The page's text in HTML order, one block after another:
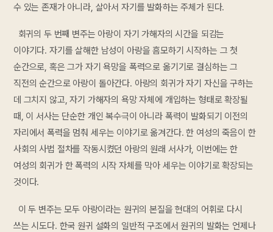
수 있는 존재가 아니라, 살아서 자기를 발화하는 주체가 된다.
회귀의 두 번째 변주는 아랑이 자기 가해자의 시간을 되감는
이야기다. 자기를 살해한 남성이 아랑을 흠모하기 시작하는 그 첫
순간으로, 혹은 그가 자기 욕망을 폭력으로 옮기기로 결심하는 그
직전의 순간으로 아랑이 돌아간다. 아랑의 회귀가 자기 자신을 구하는
데 그치지 않고, 자기 가해자의 욕망 자체에 개입하는 형태로 확장될
때, 이 서사는 단순한 개인 복수극이 아니라 폭력이 발화되기 이전의
자리에서 폭력을 멈춰 세우는 이야기로 옮겨간다. 한 여성의 죽음이 한
사회의 사법 절차를 작동시켰던 아랑의 원래 서사가, 이번에는 한
여성의 회귀가 한 폭력의 시작 자체를 막아 세우는 이야기로 확장되는
것이다.
이 두 변주는 모두 아랑이라는 원귀의 본질을 현대의 어휘로 다시
쓰는 시도다. 한국 원귀 설화의 일반적 구조에서 원귀의 발화는 언제나